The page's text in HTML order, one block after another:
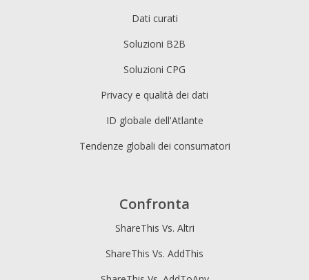
Dati curati
Soluzioni B2B
Soluzioni CPG
Privacy e qualità dei dati
ID globale dell'Atlante
Tendenze globali dei consumatori
Confronta
ShareThis Vs. Altri
ShareThis Vs. AddThis